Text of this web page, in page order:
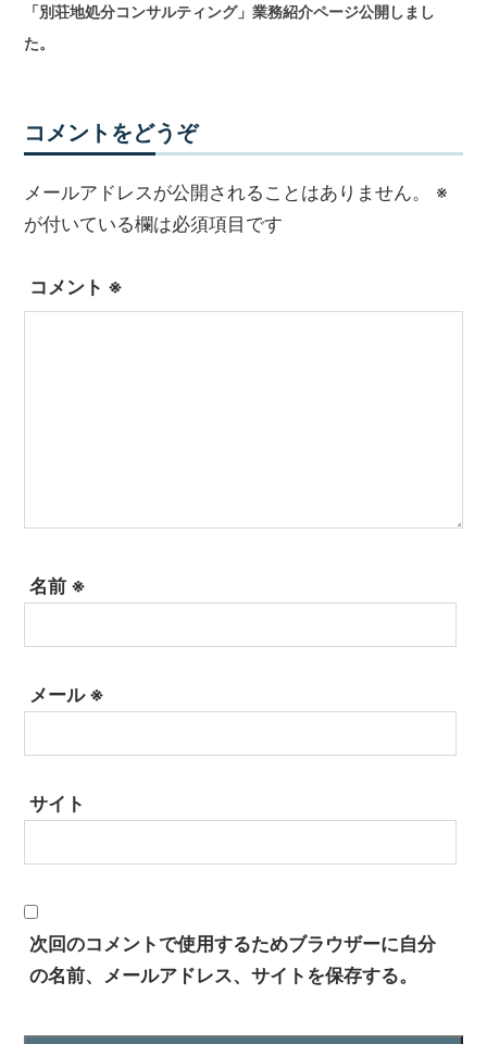
「別荘地処分コンサルティング」業務紹介ページ公開しまし
た。
コメントをどうぞ
メールアドレスが公開されることはありません。
※
が付いている欄は必須項目です
コメント ※
名前 ※
メール ※
サイト
次回のコメントで使用するためブラウザーに自分
の名前、メールアドレス、サイトを保存する。